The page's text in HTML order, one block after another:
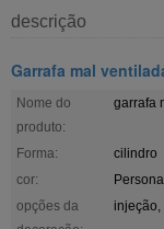
descrição
Garrafa mal
Nome do
produto:
garrafa
Forma:
cilindro
cor:
opções da
injeção,